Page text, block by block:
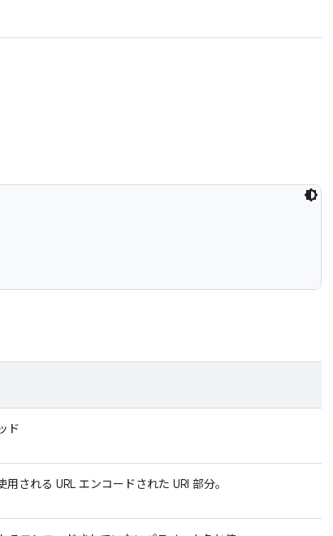
ド
される URL エンコードされた URI 部分。